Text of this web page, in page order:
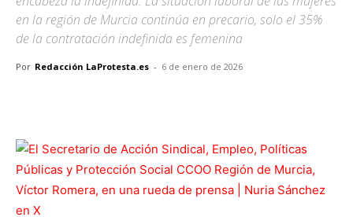
en la región de Murcia continúa en precario, solo el 35%
de la contratación indefinida es femenina
Por Redacción LaProtesta.es - 6 de enero de 2026